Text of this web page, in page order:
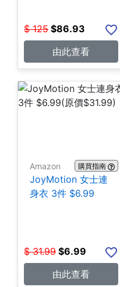
$ 125 $86.93
由此查看
Amazon 購買指南
JoyMotion 女士連
身衣 3件 $6.99
$ 31.99 $6.99
由此查看